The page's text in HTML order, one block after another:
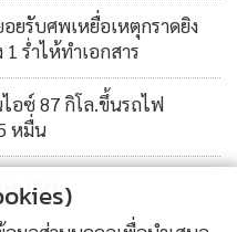
ทางของบุคคลผู้ได้รับการ
ได้มีการจัดเวรผู้ปฏิบัติ
ตรวจสอบผู้สวมใส่กำไลข้อ
จสอบพบว่า ในช่วงระหว่าง
- 4.00 น. มีผู้สวมใส่กำไล
ร็วในการเคลื่อนไหวเกิน 40
คนซึ่งหากพบว่ามีกรณีที่น่า
ยรับศพเหยื่อเหตุกราดยิง
ร่ำไห้ทำเอกสาร
อซ์ 87 กิโล.ขึ้นรถไฟ
หมื่น
หมวด